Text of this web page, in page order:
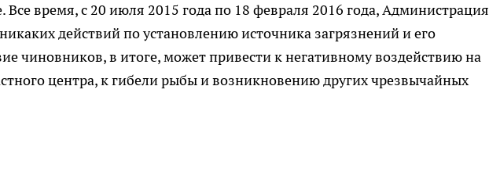
Все время, с 20 июля 2015 года по 18 февраля 2016 года, Администрация
действий по установлению источника загрязнений и его
чиновников, в итоге, может привести к негативному воздействию на
центра, к гибели рыбы и возникновению других чрезвычайных